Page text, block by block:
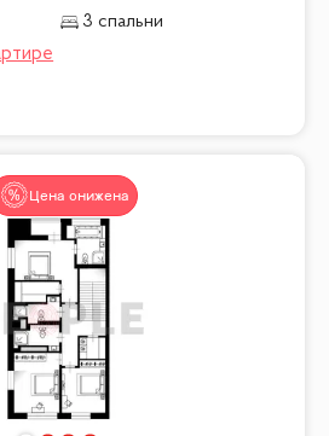
3 спальни
Цена снижена